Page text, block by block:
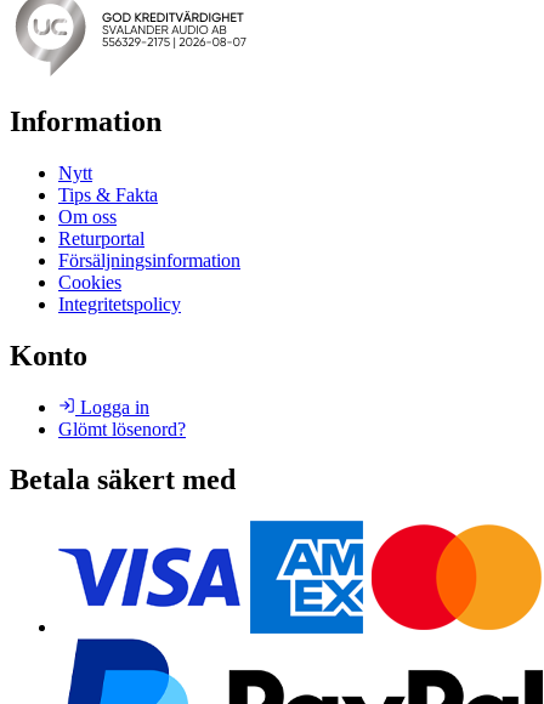
Information
Nytt
Tips & Fakta
Om oss
Returportal
Försäljningsinformation
Cookies
Integritetspolicy
Konto
Logga in
Glömt lösenord?
Betala säkert med